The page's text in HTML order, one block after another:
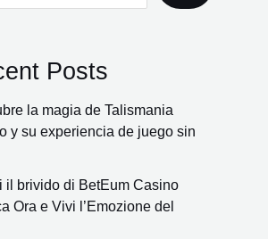
Posts
la magia de Talismania
y su experiencia de juego sin
il brivido di BetEum Casino
Ora e Vivi l’Emozione del